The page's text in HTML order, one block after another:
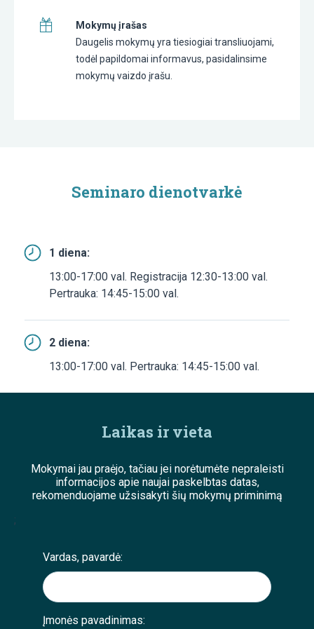
Mokymų įrašas
Daugelis mokymų yra tiesiogiai transliuojami,
todėl papildomai informavus, pasidalinsime
mokymų vaizdo įrašu.
Seminaro dienotvarkė
1 diena:
13:00-17:00 val. Registracija 12:30-13:00 val.
Pertrauka: 14:45-15:00 val.
2 diena:
13:00-17:00 val. Pertrauka: 14:45-15:00 val.
Laikas ir vieta
Mokymai jau praėjo, tačiau jei norėtumėte nepraleisti
informacijos apie naujai paskelbtas datas,
rekomenduojame užsisakyti šių mokymų priminimą
;
Vardas, pavardė:
Įmonės pavadinimas: